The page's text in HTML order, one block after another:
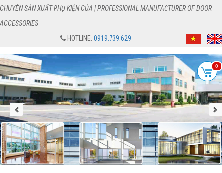
CHUYÊN SẢN XUẤT PHỤ KIỆN CỦA | PROFESSIONAL MANUFACTURER OF DOOR
ACCESSORIES
HOTLINE: 0919.739.629
0